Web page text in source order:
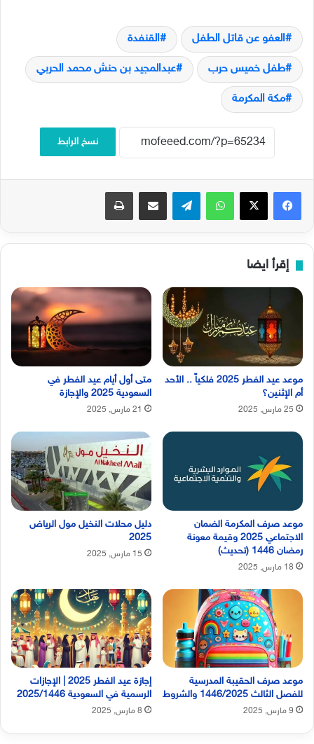
العفو عن قاتل الطفل القنفدة
طفل خميس حرب عبدالمجيد بن حنش محمد الحربي
مكة المكرمة
نسخ الرابط
فيسبوك‫X واتساب تيلقرام مشاركة عبر البريد طباعة
إقرأ ايضا
موعد عيد الفطر 2025 فلكياً .. الأحد
أم الإثنين؟
25 مارس, 2025
متى أول أيام عيد الفطر في
السعودية 2025 والإجازة
21 مارس, 2025
موعد صرف المكرمة الضمان
الاجتماعي 2025 وقيمة معونة
رمضان 1446 (تحديث)
18 مارس, 2025
دليل محلات النخيل مول الرياض
2025
15 مارس, 2025
موعد صرف الحقيبة المدرسية
للفصل الثالث 1446/2025 والشروط
9 مارس, 2025
إجازة عيد الفطر 2025 | الإجازات
الرسمية في السعودية 2025/1446
8 مارس, 2025